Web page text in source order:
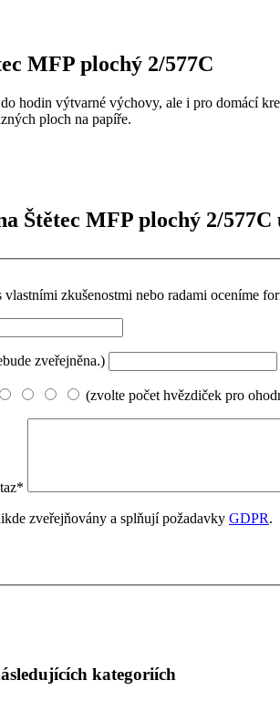
MFP plochý 2/577C
hodin výtvarné výchovy, ale i pro domácí
ploch na papíře.
Štětec MFP plochý 2/577C
zkušenostmi nebo radami oceníme
zveřejněna.)
(zvolte počet hvězdiček pro
*
zveřejňovány a splňují požadavky GDPR.
kategoriích